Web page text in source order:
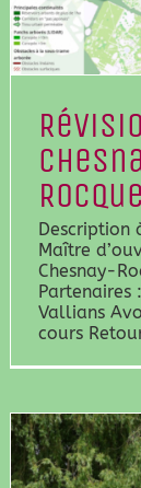
Description
Maître
Chesnay-
Partenaires
Vallians
cours